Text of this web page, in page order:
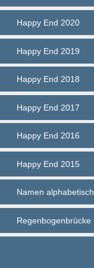
Happy End 2020
Happy End 2019
Happy End 2018
Happy End 2017
Happy End 2016
Happy End 2015
Namen alphabetisch
Regenbogenbrücke